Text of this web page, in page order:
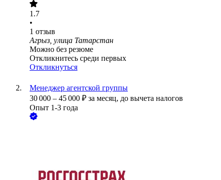
1.7
•
1 отзыв
Агрыз, улица Татарстан
Можно без резюме
Откликнитесь среди первых
Откликнуться
Менеджер агентской группы
30 000 – 45 000 ₽ за месяц, до вычета налогов
Опыт 1-3 года